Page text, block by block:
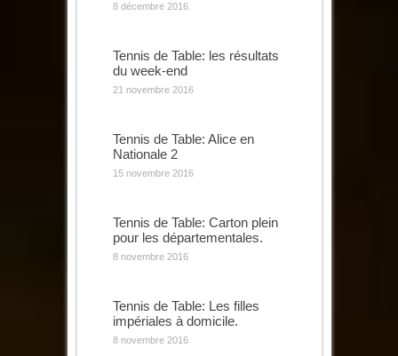
8 décembre 2016
Tennis de Table: les résultats
du week-end
21 novembre 2016
Tennis de Table: Alice en
Nationale 2
15 novembre 2016
Tennis de Table: Carton plein
pour les départementales.
8 novembre 2016
Tennis de Table: Les filles
impériales à domicile.
8 novembre 2016